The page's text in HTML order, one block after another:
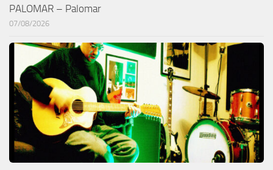
PALOMAR – Palomar
07/08/2026